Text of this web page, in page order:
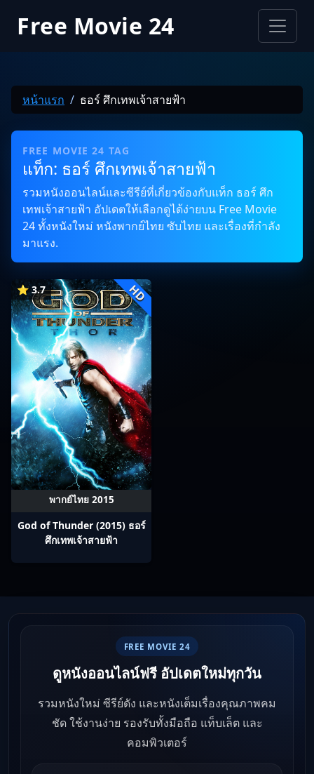
Free Movie 24
หน้าแรก ธอร์ ศึกเทพเจ้าสายฟ้า
FREE MOVIE 24 TAG
แท็ก: ธอร์ ศึกเทพเจ้าสายฟ้า
รวมหนังออนไลน์และซีรีย์ที่เกี่ยวข้องกับแท็ก ธอร์ ศึก
เทพเจ้าสายฟ้า อัปเดตให้เลือกดูได้ง่ายบน Free Movie
24 ทั้งหนังใหม่ หนังพากย์ไทย ซับไทย และเรื่องที่กำลัง
มาแรง.
⭐ 3.7 HD
พากย์ไทย 2015
God of Thunder (2015) ธอร์
ศึกเทพเจ้าสายฟ้า
FREE MOVIE 24
ดูหนังออนไลน์ฟรี อัปเดตใหม่ทุกวัน
รวมหนังใหม่ ซีรีย์ดัง และหนังเต็มเรื่องคุณภาพคม
ชัด ใช้งานง่าย รองรับทั้งมือถือ แท็บเล็ต และ
คอมพิวเตอร์